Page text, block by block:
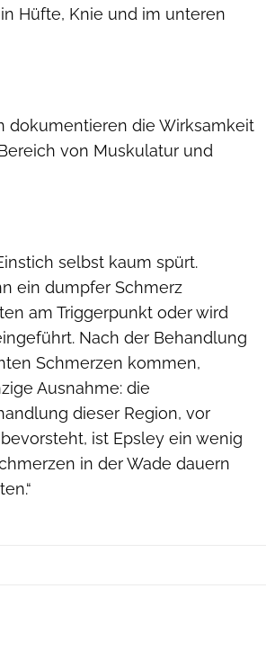
Hüfte, Knie und im unteren
dokumentieren die Wirksamkeit
von Muskulatur und
selbst kaum spürt.
ein dumpfer Schmerz
am Triggerpunkt oder wird
Nach der Behandlung
Schmerzen kommen,
Ausnahme: die
dieser Region, vor
ist Epsley ein wenig
in der Wade dauern